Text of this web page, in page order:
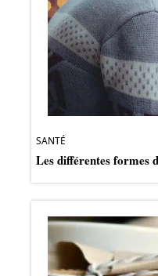
SANTÉ
Les différentes formes